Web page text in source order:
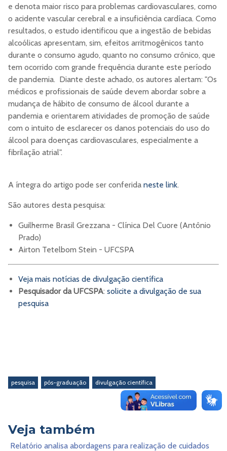
e denota maior risco para problemas cardiovasculares, como
o acidente vascular cerebral e a insuficiência cardíaca. Como
resultados, o estudo identificou que a ingestão de bebidas
alcoólicas apresentam, sim, efeitos arritmogênicos tanto
durante o consumo agudo, quanto no consumo crônico, que
tem ocorrido com grande frequência durante este período
de pandemia. Diante deste achado, os autores alertam: "Os
médicos e profissionais de saúde devem abordar sobre a
mudança de hábito de consumo de álcool durante a
pandemia e orientarem atividades de promoção de saúde
com o intuito de esclarecer os danos potenciais do uso do
álcool para doenças cardiovasculares, especialmente a
fibrilação atrial".
A íntegra do artigo pode ser conferida neste link.
São autores desta pesquisa:
Guilherme Brasil Grezzana - Clínica Del Cuore (Antônio
Prado)
Airton Tetelbom Stein - UFCSPA
Veja mais notícias de divulgação científica
Pesquisador da UFCSPA: solicite a divulgação de sua
pesquisa
pesquisa pós-graduação divulgação científica
Veja também
Relatório analisa abordagens para realização de cuidados